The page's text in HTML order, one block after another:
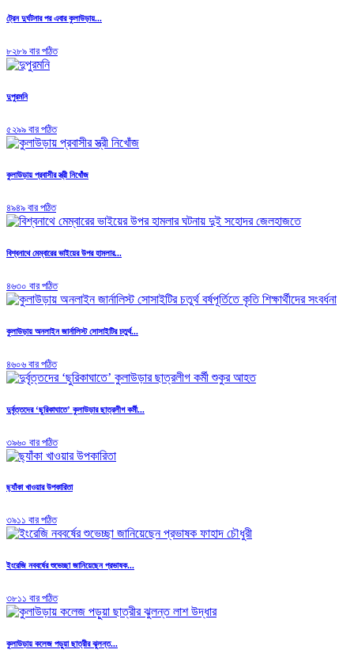
ট্রেন দুর্ঘটনার পর এবার কুলাউড়ায়...
৮২৮৯ বার পঠিত
দুপুরমনি
৫২৯৯ বার পঠিত
কুলাউড়ায় প্রবাসীর স্ত্রী নিখোঁজ
৪৯৪৯ বার পঠিত
বিশ্বনাথে মেম্বারের ভাইয়ের উপর হামলার...
৪৬৩০ বার পঠিত
কুলাউড়ায় অনলাইন জার্নালিস্ট সোসাইটির চতুর্থ...
৪৬০৬ বার পঠিত
দুর্বৃত্তদের ‘ছুরিকাঘাতে’ কুলাউড়ার ছাত্রলীগ কর্মী...
৩৯৬০ বার পঠিত
ছ্যাঁকা খাওয়ার উপকারিতা
৩৯১১ বার পঠিত
ইংরেজি নববর্ষের শুভেচ্ছা জানিয়েছেন প্রভাষক...
৩৮১১ বার পঠিত
কুলাউড়ায় কলেজ পড়ুয়া ছাত্রীর ঝুলন্ত...